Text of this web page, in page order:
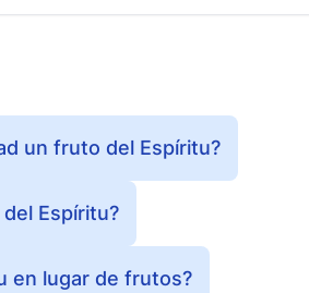
un fruto del Espíritu?
Espíritu?
en lugar de frutos?